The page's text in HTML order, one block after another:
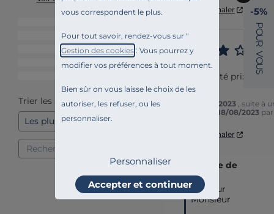
vous correspondent le plus.
Pour tout savoir, rendez-vous sur "
Gestion des cookies". Vous pourrez y
modifier vos préférences à tout moment.
Bien sûr on vous laisse le choix de les
autoriser, les refuser, ou les
personnaliser.
Personnaliser
Accepter et continuer
4
1
0
Trier les avis
Signaler
Avis vérifié
rapport qualité prix très
correct
29/09/2023 , suite à
18/08/2023
Signaler
Réponse de
camif.fr
Bonjour
Monsieur
-5%
P
O
U
R
V
O
U
S